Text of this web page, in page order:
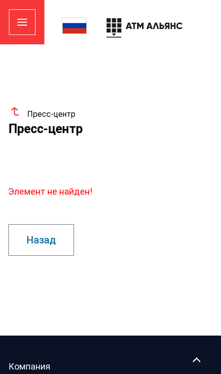
Пресс-центр
Пресс-центр
Элемент не найден!
Назад
Компания